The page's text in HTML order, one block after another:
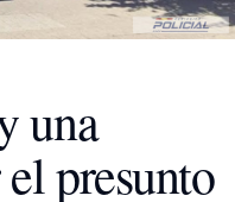
una
presunto